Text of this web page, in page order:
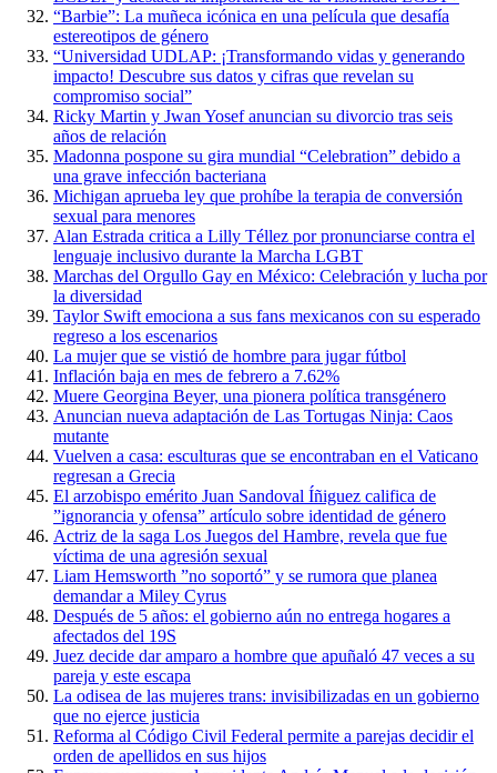
“Barbie”: La muñeca icónica en una película que desafía
estereotipos de género
“Universidad UDLAP: ¡Transformando vidas y generando
impacto! Descubre sus datos y cifras que revelan su
compromiso social”
Ricky Martin y Jwan Yosef anuncian su divorcio tras seis
años de relación
Madonna pospone su gira mundial “Celebration” debido a
una grave infección bacteriana
Michigan aprueba ley que prohíbe la terapia de conversión
sexual para menores
Alan Estrada critica a Lilly Téllez por pronunciarse contra el
lenguaje inclusivo durante la Marcha LGBT
Marchas del Orgullo Gay en México: Celebración y lucha por
la diversidad
Taylor Swift emociona a sus fans mexicanos con su esperado
regreso a los escenarios
La mujer que se vistió de hombre para jugar fútbol
Inflación baja en mes de febrero a 7.62%
Muere Georgina Beyer, una pionera política transgénero
Anuncian nueva adaptación de Las Tortugas Ninja: Caos
mutante
Vuelven a casa: esculturas que se encontraban en el Vaticano
regresan a Grecia
El arzobispo emérito Juan Sandoval Íñiguez califica de
”ignorancia y ofensa” artículo sobre identidad de género
Actriz de la saga Los Juegos del Hambre, revela que fue
víctima de una agresión sexual
Liam Hemsworth ”no soportó” y se rumora que planea
demandar a Miley Cyrus
Después de 5 años: el gobierno aún no entrega hogares a
afectados del 19S
Juez decide dar amparo a hombre que apuñaló 47 veces a su
pareja y este escapa
La odisea de las mujeres trans: invisibilizadas en un gobierno
que no ejerce justicia
Reforma al Código Civil Federal permite a parejas decidir el
orden de apellidos en sus hijos